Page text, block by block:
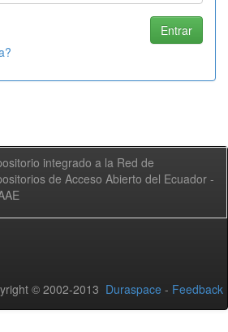
integrado a la Red de
de Acceso Abierto del Ecuador -
© 2002-2013 Duraspace - Feedback